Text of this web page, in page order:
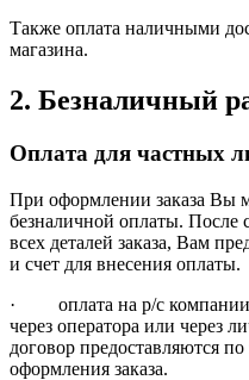
Также оплата наличными
магазина.
2. Безналичный
Оплата для частных
При оформлении заказа Вы
безналичной оплаты. После
всех деталей заказа, Вам
и счет для внесения оплаты.
· оплата на р/с компании
через оператора или через
договор предоставляются
оформления заказа.